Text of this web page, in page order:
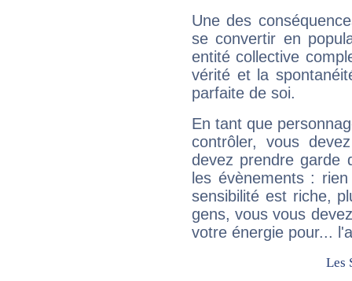
Une des
se convertir en
entité collective
vérité et la
parfaite de soi.
En tant que
contrôler, vous
devez prendre garde
les évènements :
sensibilité est riche,
gens, vous vous
votre énergie pour...